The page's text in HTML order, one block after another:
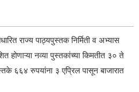
राज्य पाठ्यपुस्तक निर्मिती व अभ्यास
होणाऱ्या नव्या पुस्तकांच्या किमतीत ३० ते
६६४ रुपयांना ३ एप्रिल पासून बाजारात